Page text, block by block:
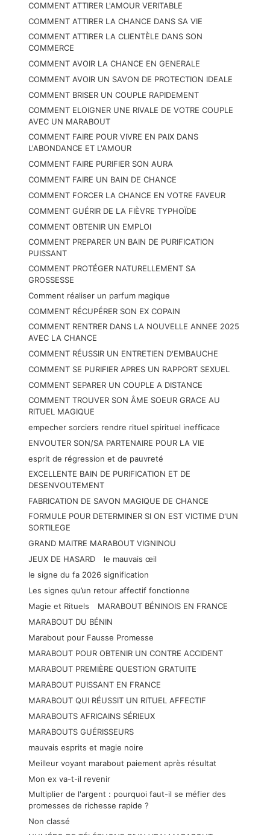
COMMENT ATTIRER L'AMOUR VERITABLE
COMMENT ATTIRER LA CHANCE DANS SA VIE
COMMENT ATTIRER LA CLIENTÈLE DANS SON
COMMERCE
COMMENT AVOIR LA CHANCE EN GENERALE
COMMENT AVOIR UN SAVON DE PROTECTION IDEALE
COMMENT BRISER UN COUPLE RAPIDEMENT
COMMENT ELOIGNER UNE RIVALE DE VOTRE COUPLE
AVEC UN MARABOUT
COMMENT FAIRE POUR VIVRE EN PAIX DANS
L'ABONDANCE ET L'AMOUR
COMMENT FAIRE PURIFIER SON AURA
COMMENT FAIRE UN BAIN DE CHANCE
COMMENT FORCER LA CHANCE EN VOTRE FAVEUR
COMMENT GUÉRIR DE LA FIÈVRE TYPHOÏDE
COMMENT OBTENIR UN EMPLOI
COMMENT PREPARER UN BAIN DE PURIFICATION
PUISSANT
COMMENT PROTÉGER NATURELLEMENT SA
GROSSESSE
Comment réaliser un parfum magique
COMMENT RÉCUPÉRER SON EX COPAIN
COMMENT RENTRER DANS LA NOUVELLE ANNEE 2025
AVEC LA CHANCE
COMMENT RÉUSSIR UN ENTRETIEN D'EMBAUCHE
COMMENT SE PURIFIER APRES UN RAPPORT SEXUEL
COMMENT SEPARER UN COUPLE A DISTANCE
COMMENT TROUVER SON ÂME SOEUR GRACE AU
RITUEL MAGIQUE
empecher sorciers rendre rituel spirituel inefficace
ENVOUTER SON/SA PARTENAIRE POUR LA VIE
esprit de régression et de pauvreté
EXCELLENTE BAIN DE PURIFICATION ET DE
DESENVOUTEMENT
FABRICATION DE SAVON MAGIQUE DE CHANCE
FORMULE POUR DETERMINER SI ON EST VICTIME D'UN
SORTILEGE
GRAND MAITRE MARABOUT VIGNINOU
JEUX DE HASARD
le mauvais œil
le signe du fa 2026 signification
Les signes qu’un retour affectif fonctionne
Magie et Rituels
MARABOUT BÉNINOIS EN FRANCE
MARABOUT DU BÉNIN
Marabout pour Fausse Promesse
MARABOUT POUR OBTENIR UN CONTRE ACCIDENT
MARABOUT PREMIÈRE QUESTION GRATUITE
MARABOUT PUISSANT EN FRANCE
MARABOUT QUI RÉUSSIT UN RITUEL AFFECTIF
MARABOUTS AFRICAINS SÉRIEUX
MARABOUTS GUÉRISSEURS
mauvais esprits et magie noire
Meilleur voyant marabout paiement après résultat
Mon ex va-t-il revenir
Multiplier de l'argent : pourquoi faut-il se méfier des
promesses de richesse rapide ?
Non classé